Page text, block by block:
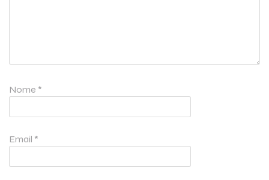
Nome *
Email *